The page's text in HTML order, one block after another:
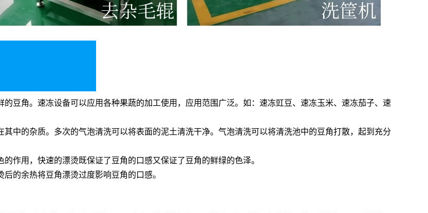
豆角。速冻设备可以应用各种果蔬的加工使用，应用范围广泛。如：速冻豇豆、速冻玉米、速冻茄子、速
中的杂质。多次的气泡清洗可以将表面的泥土清洗干净。气泡清洗可以将清洗池中的豆角打散，起到充分
作用，快速的漂烫既保证了豆角的口感又保证了豆角的鲜绿的色泽。
的余热将豆角漂烫过度影响豆角的口感。